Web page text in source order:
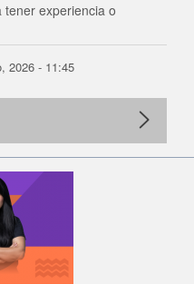
tener experiencia o
2026 - 11:45